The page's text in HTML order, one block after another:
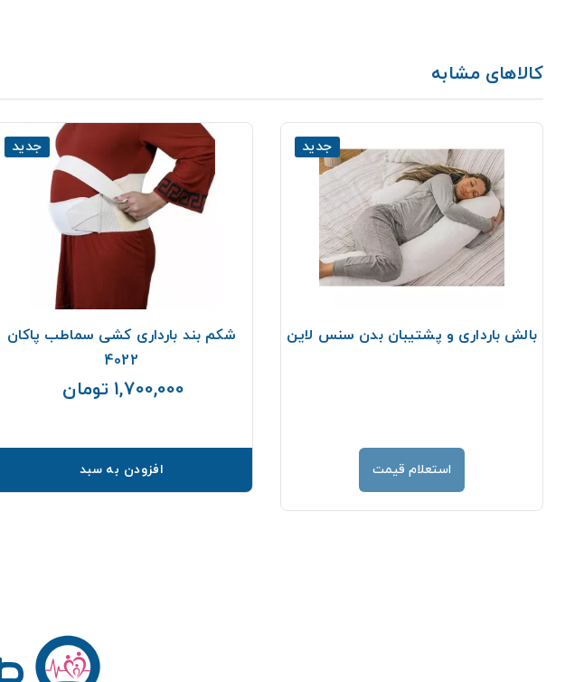
کالاهای مشابه
جدید
بالش بارداری و پشتیبان بدن سنس لاین
استعلام قیمت
جدید
شکم بند بارداری کشی سماطب پاکان
4022
1,700,000 تومان
افزودن به سبد